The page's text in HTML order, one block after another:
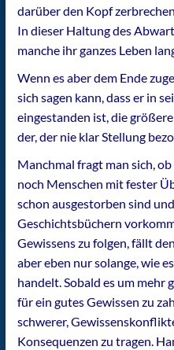
darüber den Kopf
In dieser Haltung des
manche ihr ganzes Leben
Wenn es aber dem Ende
sich sagen kann, dass er in
eingestanden ist, die
der, der nie klar Stellung
Manchmal fragt man sich,
noch Menschen mit fester
schon ausgestorben sind
Geschichtsbüchern
Gewissens zu folgen, fällt
aber eben nur solange, wie
handelt. Sobald es um mehr
für ein gutes Gewissen zu
schwerer,
Konsequenzen zu tragen.